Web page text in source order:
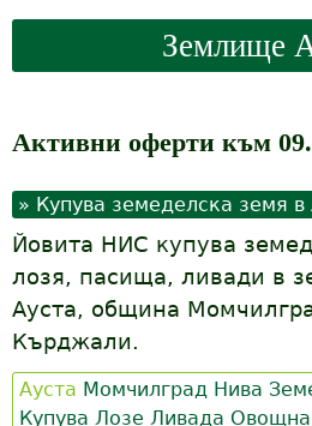
o
u
e
h
e
r
e
Землище
Активни оферти към
Купува земеделска земя в
Йовита НИС купува
лозя, пасища, ливади в
Ауста, община
Кърджали.
Ауста Момчилград Нива
Купува Лозе Ливада Овощна